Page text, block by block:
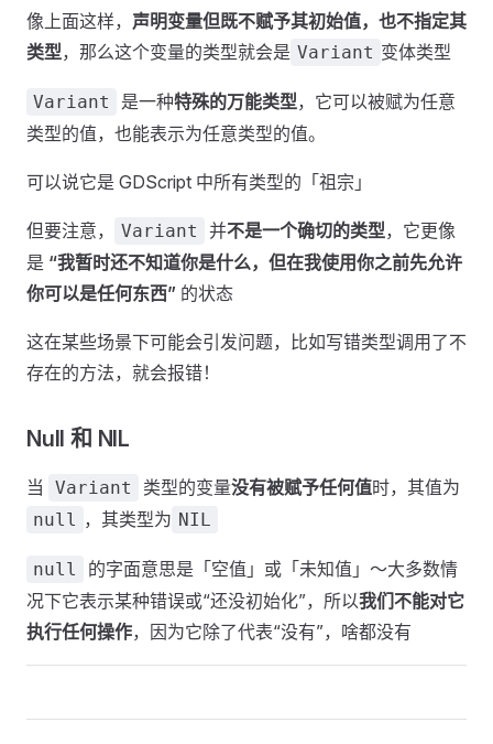
像上面这样， 声明变量但既不赋予其初始值，也不指定其
类型，那么这个变量的类型就会是 Variant 变体类型
Variant 是一种特殊的万能类型，它可以被赋为任意
类型的值，也能表示为任意类型的值。
可以说它是 GDScript 中所有类型的「祖宗」
但要注意， Variant 并不是一个确切的类型，它更像
是 “我暂时还不知道你是什么，但在我使用你之前先允许
你可以是任何东西” 的状态
这在某些场景下可能会引发问题，比如写错类型调用了不
存在的方法，就会报错！
Null 和 NIL
当 Variant 类型的变量没有被赋予任何值时，其值为
null ，其类型为 NIL
null
的字面意思是「空值」或「未知值」～大多数情
况下它表示某种错误或“还没初始化”，所以我们不能对它
执行任何操作，因为它除了代表“没有”，啥都没有